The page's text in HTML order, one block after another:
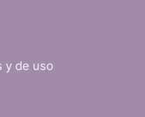
y de uso